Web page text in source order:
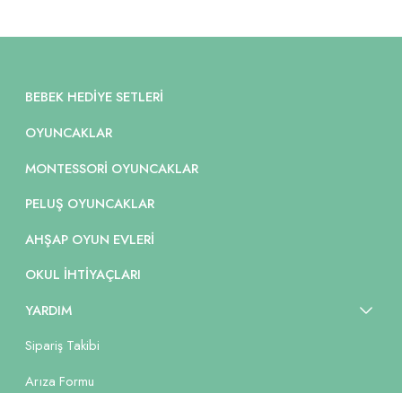
BEBEK HEDIYE SETLERI
OYUNCAKLAR
MONTESSORI OYUNCAKLAR
PELUŞ OYUNCAKLAR
AHŞAP OYUN EVLERI
OKUL İHTIYAÇLARI
YARDIM
Sipariş Takibi
Arıza Formu